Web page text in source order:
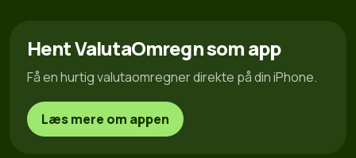
Hent ValutaOmregn som app
Få en hurtig valutaomregner direkte på din iPhone.
Læs mere om appen